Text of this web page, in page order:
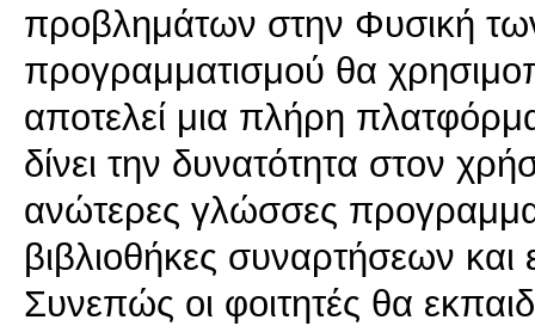
προβλημάτων στην Φυσική
προγραμματισμού θα
αποτελεί μια πλήρη
δίνει την δυνατότητα στον
ανώτερες γλώσσες
βιβλιοθήκες συναρτήσεων
Συνεπώς οι φοιτητές θα